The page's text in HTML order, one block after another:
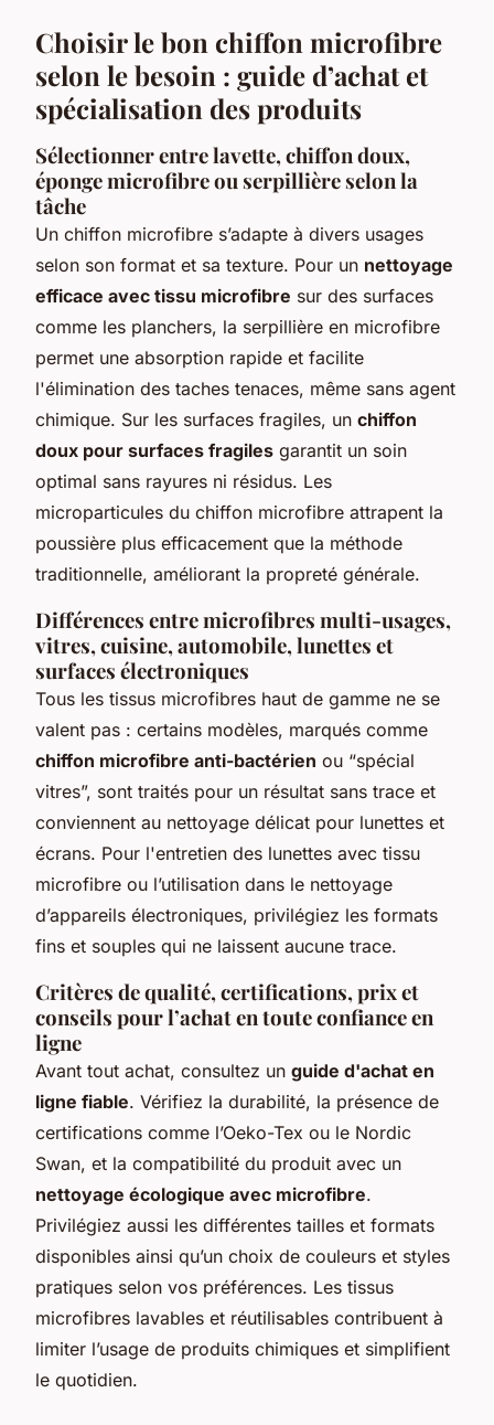
Choisir le bon chiffon microfibre
selon le besoin : guide d’achat et
spécialisation des produits
Sélectionner entre lavette, chiffon doux,
éponge microfibre ou serpillière selon la
tâche
Un chiffon microfibre s’adapte à divers usages
selon son format et sa texture. Pour un nettoyage
efficace avec tissu microfibre sur des surfaces
comme les planchers, la serpillière en microfibre
permet une absorption rapide et facilite
l'élimination des taches tenaces, même sans agent
chimique. Sur les surfaces fragiles, un chiffon
doux pour surfaces fragiles garantit un soin
optimal sans rayures ni résidus. Les
microparticules du chiffon microfibre attrapent la
poussière plus efficacement que la méthode
traditionnelle, améliorant la propreté générale.
Différences entre microfibres multi-usages,
vitres, cuisine, automobile, lunettes et
surfaces électroniques
Tous les tissus microfibres haut de gamme ne se
valent pas : certains modèles, marqués comme
chiffon microfibre anti-bactérien ou “spécial
vitres”, sont traités pour un résultat sans trace et
conviennent au nettoyage délicat pour lunettes et
écrans. Pour l'entretien des lunettes avec tissu
microfibre ou l’utilisation dans le nettoyage
d’appareils électroniques, privilégiez les formats
fins et souples qui ne laissent aucune trace.
Critères de qualité, certifications, prix et
conseils pour l’achat en toute confiance en
ligne
Avant tout achat, consultez un guide d'achat en
ligne fiable. Vérifiez la durabilité, la présence de
certifications comme l’Oeko-Tex ou le Nordic
Swan, et la compatibilité du produit avec un
nettoyage écologique avec microfibre.
Privilégiez aussi les différentes tailles et formats
disponibles ainsi qu’un choix de couleurs et styles
pratiques selon vos préférences. Les tissus
microfibres lavables et réutilisables contribuent à
limiter l’usage de produits chimiques et simplifient
le quotidien.